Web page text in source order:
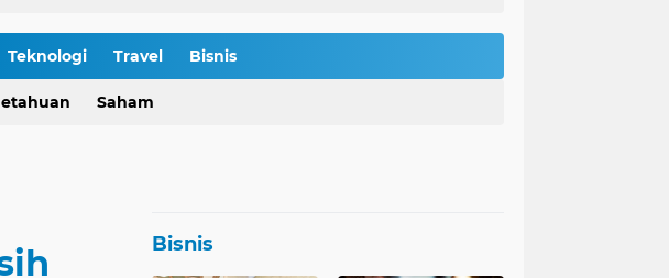
OJK Ungkap Detail Rapat Penting di Kantor Purbaya
Rp 196,9 Triliun: Proyeksi Penerbitan Obligasi Korporasi di Tahun 2026
Teknologi Travel Bisnis
Saham
Bisnis